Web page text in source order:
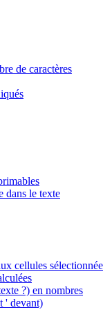
de caractères
dans le texte
cellules
?) en nombres
' devant)